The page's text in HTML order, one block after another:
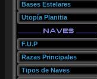
Bases Estelares
Utopía Planitia
F.U.P
Razas Principales
Tipos de Naves